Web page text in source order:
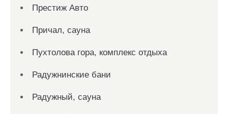
Престиж Авто
Причал, сауна
Пухтолова гора, комплекс отдыха
Радужнинские бани
Радужный, сауна